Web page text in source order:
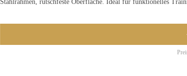
Stahlrahmen, rutschfeste Oberfläche. Ideal für funktionelles